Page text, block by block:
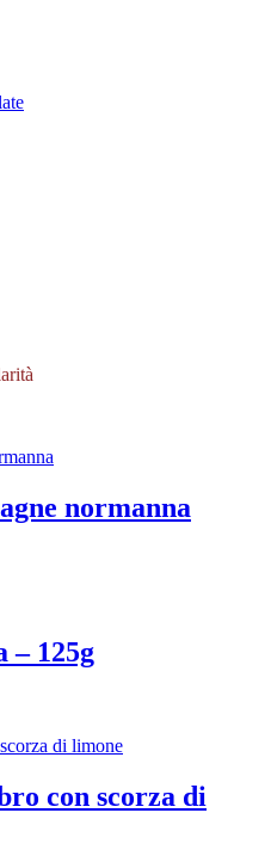
normanna
– 125g
con scorza di